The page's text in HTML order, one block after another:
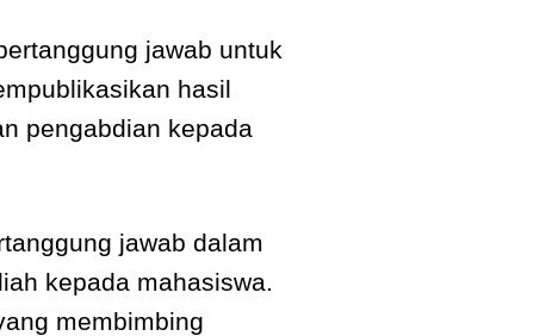
jawab untuk
hasil
pengabdian kepada
jawab dalam
kepada mahasiswa.
membimbing